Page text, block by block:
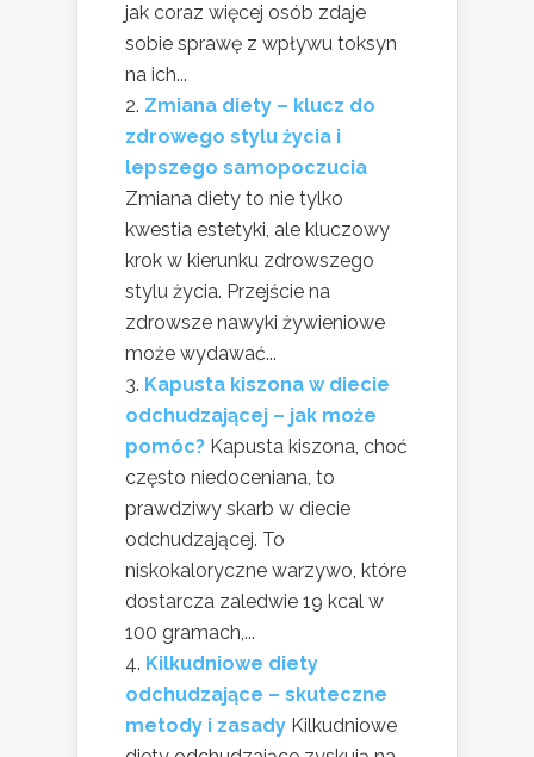
jak coraz więcej osób zdaje
sobie sprawę z wpływu toksyn
na ich...
Zmiana diety – klucz do
zdrowego stylu życia i
lepszego samopoczucia
Zmiana diety to nie tylko
kwestia estetyki, ale kluczowy
krok w kierunku zdrowszego
stylu życia. Przejście na
zdrowsze nawyki żywieniowe
może wydawać...
Kapusta kiszona w diecie
odchudzającej – jak może
pomóc? Kapusta kiszona, choć
często niedoceniana, to
prawdziwy skarb w diecie
odchudzającej. To
niskokaloryczne warzywo, które
dostarcza zaledwie 19 kcal w
100 gramach,...
Kilkudniowe diety
odchudzające – skuteczne
metody i zasady Kilkudniowe